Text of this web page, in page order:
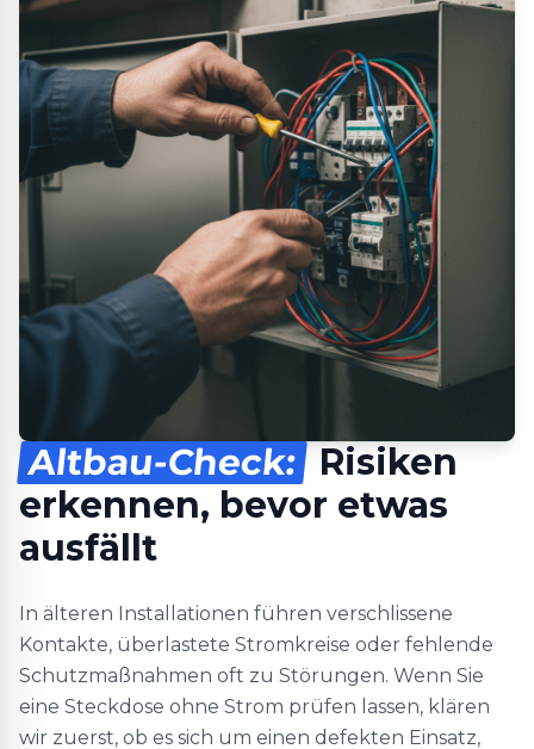
Altbau-Check: Risiken
erkennen, bevor etwas
ausfällt
In älteren Installationen führen verschlissene
Kontakte, überlastete Stromkreise oder fehlende
Schutzmaßnahmen oft zu Störungen. Wenn Sie
eine Steckdose ohne Strom prüfen lassen, klären
wir zuerst, ob es sich um einen defekten Einsatz,